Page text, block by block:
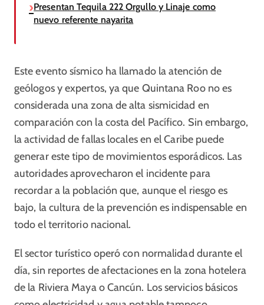
Presentan Tequila 222 Orgullo y Linaje como
nuevo referente nayarita
Este evento sísmico ha llamado la atención de
geólogos y expertos, ya que Quintana Roo no es
considerada una zona de alta sismicidad en
comparación con la costa del Pacífico. Sin embargo,
la actividad de fallas locales en el Caribe puede
generar este tipo de movimientos esporádicos. Las
autoridades aprovecharon el incidente para
recordar a la población que, aunque el riesgo es
bajo, la cultura de la prevención es indispensable en
todo el territorio nacional.
El sector turístico operó con normalidad durante el
día, sin reportes de afectaciones en la zona hotelera
de la Riviera Maya o Cancún. Los servicios básicos